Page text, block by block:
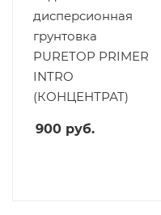
дисперсионная
грунтовка
PURETOP PRIMER
INTRO
(КОНЦЕНТРАТ)
900 руб.